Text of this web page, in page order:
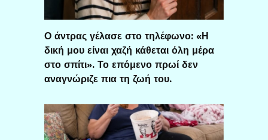
Ο άντρας γέλασε στο τηλέφωνο: «Η
δική μου είναι χαζή κάθεται όλη μέρα
στο σπίτι». Το επόμενο πρωί δεν
αναγνώριζε πια τη ζωή του.